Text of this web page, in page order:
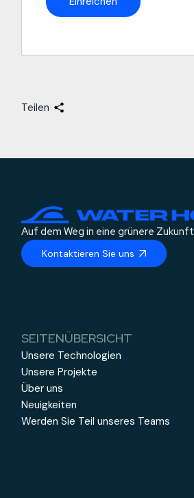
Teilen
Auf dem Weg in eine grünere Zukunft
Kontaktieren Sie uns
SEITENÜBERSICHT
Unsere Technologien
Unsere Projekte
Über uns
Neuigkeiten
Werden Sie Teil unseres Teams